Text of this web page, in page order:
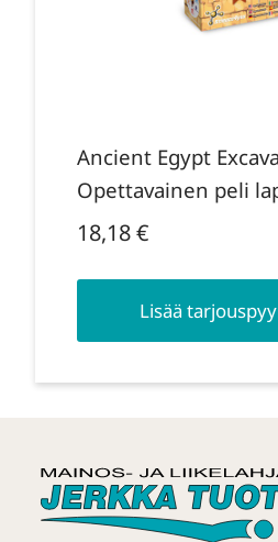
Ancient Egypt
Opettavainen peli
18,18€
Lisää